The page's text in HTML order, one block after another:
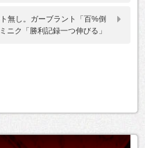
無し。ガーブラント「百%倒
ニク「勝利記録一つ伸びる」